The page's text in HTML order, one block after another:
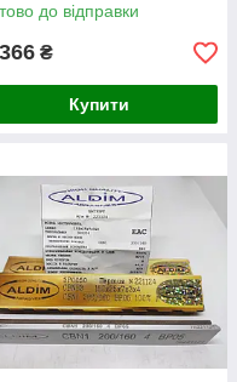
до відправки
₴
Купити